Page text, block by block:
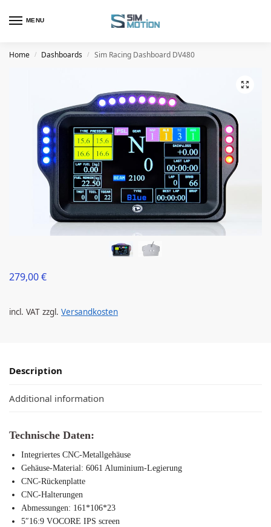
MENU
Home / Dashboards / Sim Racing Dashboard DV480
279,00€
incl. VAT zzgl. Versandkosten
Description
Additional information
Technische Daten:
Integriertes CNC-Metallgehäuse
Gehäuse-Material: 6061 Aluminium-Legierung
CNC-Rückenplatte
CNC-Halterungen
Abmessungen: 161*106*23
5″16:9 VOCORE IPS screen